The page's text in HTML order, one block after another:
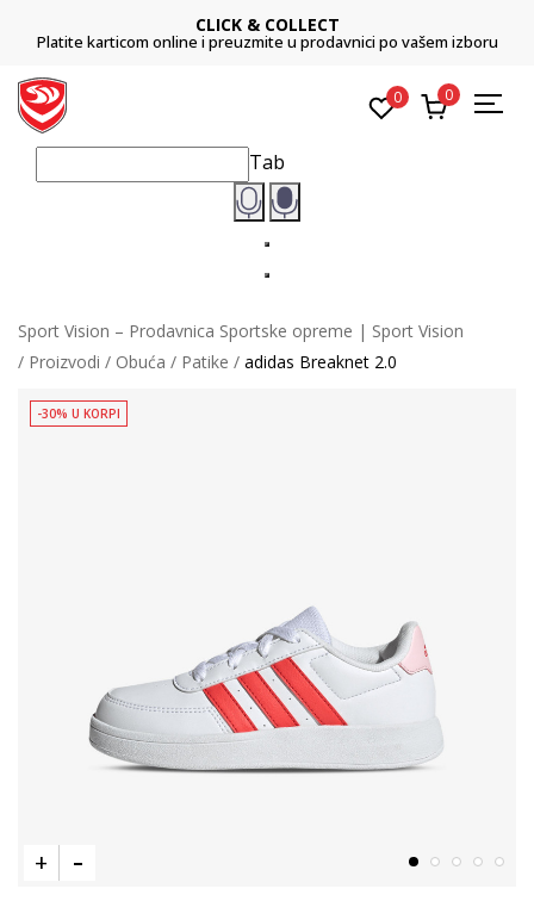
CLICK & COLLECT
Platite karticom online i preuzmite u prodavnici po vašem izboru
0 0
Tab
Sport Vision – Prodavnica Sportske opreme | Sport Vision
Proizvodi
Obuća Patike adidas Breaknet 2.0
-30% U KORPI